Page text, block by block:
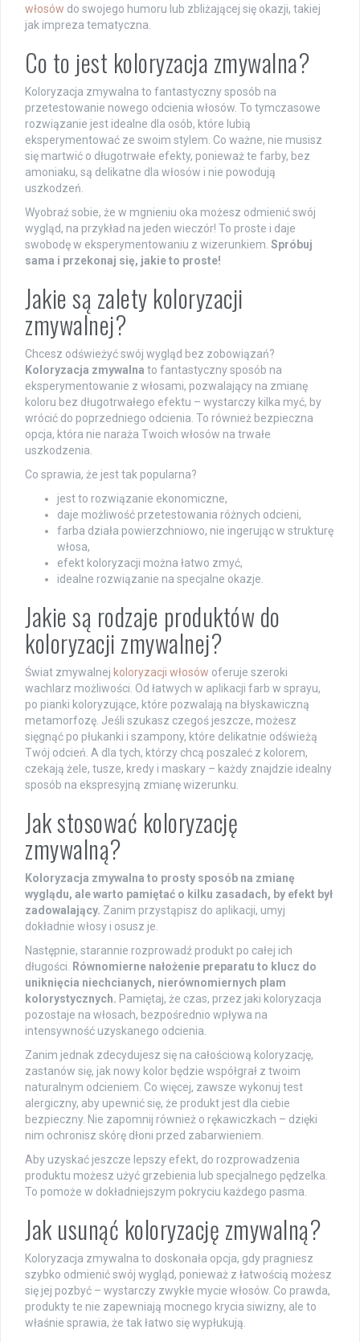
włosów do swojego humoru lub zbliżającej się okazji, takiej
jak impreza tematyczna.
Co to jest koloryzacja zmywalna?
Koloryzacja zmywalna to fantastyczny sposób na
przetestowanie nowego odcienia włosów. To tymczasowe
rozwiązanie jest idealne dla osób, które lubią
eksperymentować ze swoim stylem. Co ważne, nie musisz
się martwić o długotrwałe efekty, ponieważ te farby, bez
amoniaku, są delikatne dla włosów i nie powodują
uszkodzeń.
Wyobraź sobie, że w mgnieniu oka możesz odmienić swój
wygląd, na przykład na jeden wieczór! To proste i daje
swobodę w eksperymentowaniu z wizerunkiem. Spróbuj
sama i przekonaj się, jakie to proste!
Jakie są zalety koloryzacji
zmywalnej?
Chcesz odświeżyć swój wygląd bez zobowiązań?
Koloryzacja zmywalna to fantastyczny sposób na
eksperymentowanie z włosami, pozwalający na zmianę
koloru bez długotrwałego efektu – wystarczy kilka myć, by
wrócić do poprzedniego odcienia. To również bezpieczna
opcja, która nie naraża Twoich włosów na trwałe
uszkodzenia.
Co sprawia, że jest tak popularna?
jest to rozwiązanie ekonomiczne,
daje możliwość przetestowania różnych odcieni,
farba działa powierzchniowo, nie ingerując w strukturę
włosa,
efekt koloryzacji można łatwo zmyć,
idealne rozwiązanie na specjalne okazje.
Jakie są rodzaje produktów do
koloryzacji zmywalnej?
Świat zmywalnej koloryzacji włosów oferuje szeroki
wachlarz możliwości. Od łatwych w aplikacji farb w sprayu,
po pianki koloryzujące, które pozwalają na błyskawiczną
metamorfozę. Jeśli szukasz czegoś jeszcze, możesz
sięgnąć po płukanki i szampony, które delikatnie odświeżą
Twój odcień. A dla tych, którzy chcą poszaleć z kolorem,
czekają żele, tusze, kredy i maskary – każdy znajdzie idealny
sposób na ekspresyjną zmianę wizerunku.
Jak stosować koloryzację
zmywalną?
Koloryzacja zmywalna to prosty sposób na zmianę
wyglądu, ale warto pamiętać o kilku zasadach, by efekt był
zadowalający. Zanim przystąpisz do aplikacji, umyj
dokładnie włosy i osusz je.
Następnie, starannie rozprowadź produkt po całej ich
długości.
Równomierne nałożenie preparatu to klucz do
uniknięcia niechcianych, nierównomiernych plam
kolorystycznych. Pamiętaj, że czas, przez jaki koloryzacja
pozostaje na włosach, bezpośrednio wpływa na
intensywność uzyskanego odcienia.
Zanim jednak zdecydujesz się na całościową koloryzację,
zastanów się, jak nowy kolor będzie współgrał z twoim
naturalnym odcieniem. Co więcej, zawsze wykonuj test
alergiczny, aby upewnić się, że produkt jest dla ciebie
bezpieczny. Nie zapomnij również o rękawiczkach – dzięki
nim ochronisz skórę dłoni przed zabarwieniem.
Aby uzyskać jeszcze lepszy efekt, do rozprowadzenia
produktu możesz użyć grzebienia lub specjalnego pędzelka.
To pomoże w dokładniejszym pokryciu każdego pasma.
Jak usunąć koloryzację zmywalną?
Koloryzacja zmywalna to doskonała opcja, gdy pragniesz
szybko odmienić swój wygląd, ponieważ z łatwością możesz
się jej pozbyć – wystarczy zwykłe mycie włosów. Co prawda,
produkty te nie zapewniają mocnego krycia siwizny, ale to
właśnie sprawia, że tak łatwo się wypłukują.